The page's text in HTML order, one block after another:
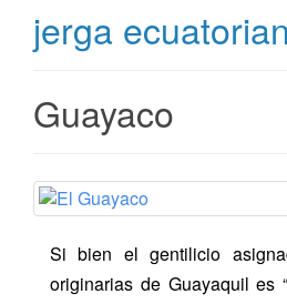
jerga
Guayaco
Si bien el gentilicio
originarias de Guayaquil es